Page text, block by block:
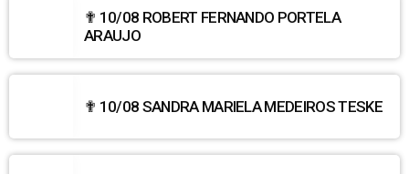
✟ 10/08 ROBERT FERNANDO PORTELA
ARAUJO
✟ 10/08 SANDRA MARIELA MEDEIROS TESKE